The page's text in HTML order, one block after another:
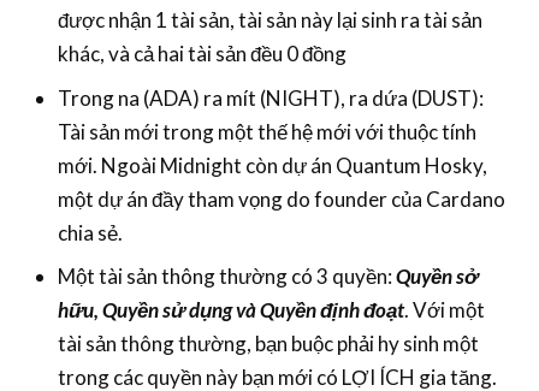
được nhận 1 tài sản, tài sản này lại sinh ra tài sản
khác, và cả hai tài sản đều 0 đồng
Trong na (ADA) ra mít (NIGHT), ra dứa (DUST):
Tài sản mới trong một thế hệ mới với thuộc tính
mới. Ngoài Midnight còn dự án Quantum Hosky,
một dự án đầy tham vọng do founder của Cardano
chia sẻ.
Một tài sản thông thường có 3 quyền:Quyền sở
hữu, Quyền sử dụng và Quyền định đoạt. Với một
tài sản thông thường, bạn buộc phải hy sinh một
trong các quyền này bạn mới có LỢI ÍCH gia tăng.